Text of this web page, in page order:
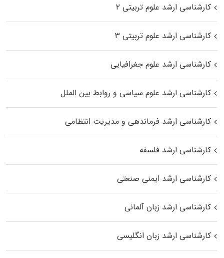
کارشناسی ارشد علوم تربیتی ۲
کارشناسی ارشد علوم تربیتی ۳
کارشناسی ارشد علوم جغرافیایی
کارشناسی ارشد علوم سیاسی و روابط بین الملل
کارشناسی ارشد فرماندهی و مدیریت انتظامی
کارشناسی ارشد فلسفه
کارشناسی ارشد ایمنی صنعتی
کارشناسی ارشد زبان آلمانی
کارشناسی ارشد زبان انگلیسی